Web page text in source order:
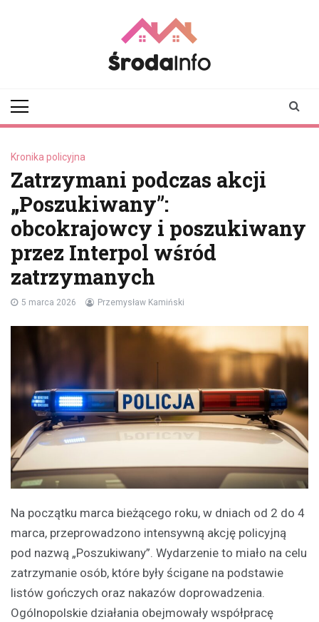
Kronika policyjna
Zatrzymani podczas akcji
„Poszukiwany”:
obcokrajowcy i poszukiwany
przez Interpol wśród
zatrzymanych
5 marca 2026 Przemysław Kamiński
Na początku marca bieżącego roku, w dniach od 2 do 4
marca, przeprowadzono intensywną akcję policyjną
pod nazwą „Poszukiwany”. Wydarzenie to miało na celu
zatrzymanie osób, które były ścigane na podstawie
listów gończych oraz nakazów doprowadzenia.
Ogólnopolskie działania obejmowały współpracę